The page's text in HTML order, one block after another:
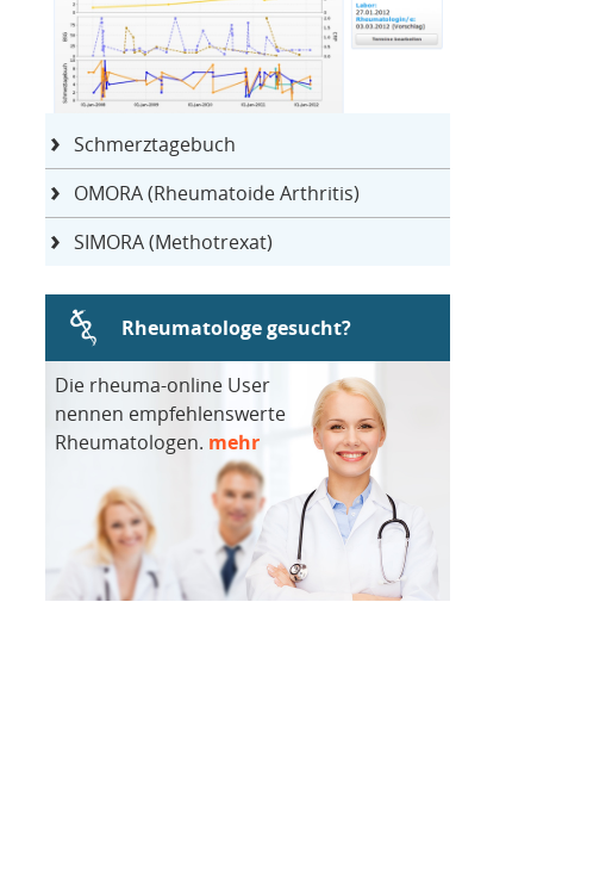
Schmerztagebuch
OMORA (Rheumatoide Arthritis)
SIMORA (Methotrexat)
Rheumatologe gesucht?
Die rheuma-online User
nennen empfehlenswerte
Rheumatologen. mehr